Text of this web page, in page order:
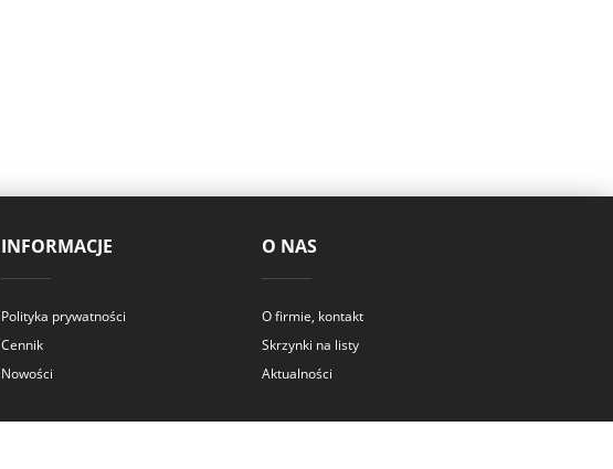
INFORMACJE
Polityka prywatności
Cennik
Nowości
O NAS
O firmie, kontakt
Skrzynki na listy
Aktualności